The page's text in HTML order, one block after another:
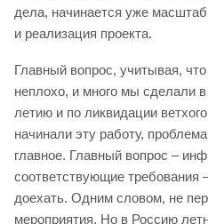
дела, начинается уже
и реализация проекта.
Главный вопрос, учитывая,
неплохо, и много мы сделали в
летию и по ликвидации
начинали эту работу,
главное. Главный вопрос –
соответствующие требования
доехать. Одним словом, не
мероприятия. Но в Россию